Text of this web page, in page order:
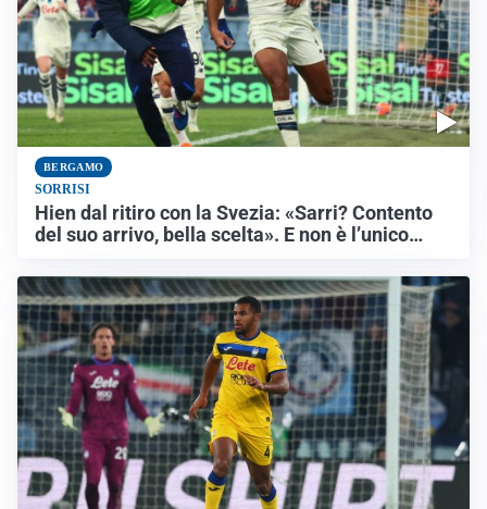
BERGAMO
SORRISI
Hien dal ritiro con la Svezia: «Sarri? Contento
del suo arrivo, bella scelta». E non è l’unico…